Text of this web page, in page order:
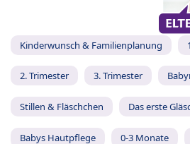
Kinderwunsch & Familienplanung
2. Trimester 3. Trimester
Stillen & Fläschchen Das erste
Babys Hautpflege 0-3 Monate